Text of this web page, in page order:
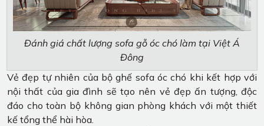
Đánh giá chất lượng sofa gỗ óc chó làm tại Việt Á
Đông
Vẻ đẹp tự nhiên của bộ ghế sofa óc chó khi kết hợp với
nội thất của gia đình sẽ tạo nên vẻ đẹp ấn tượng, độc
đáo cho toàn bộ không gian phòng khách với một thiết
kế tổng thể hài hòa.